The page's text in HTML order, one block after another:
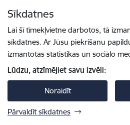
Sīkdatnes
Lai šī tīmekļvietne darbotos, tā
sīkdatnes. Ar Jūsu piekrišanu
izmantotas statistikas un sociālo
Lūdzu, atzīmējiet savu izvēli:
Noraidīt
Pārvaldīt sīkdatnes